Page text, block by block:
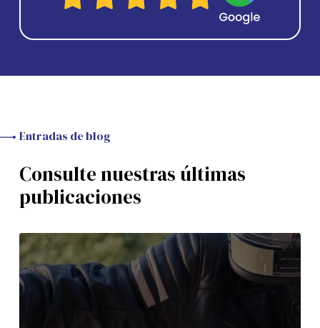
Entradas de blog
Consulte nuestras últimas
publicaciones